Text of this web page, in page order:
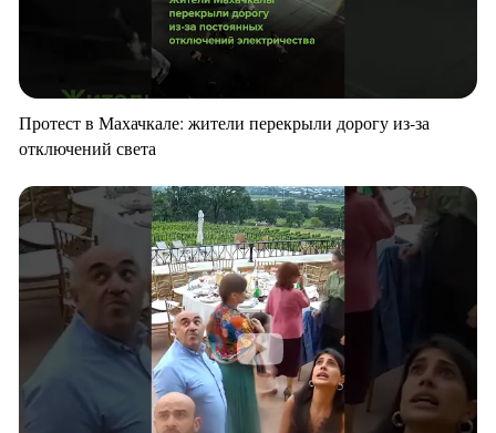
Протест в Махачкале: жители перекрыли дорогу из-за
отключений света